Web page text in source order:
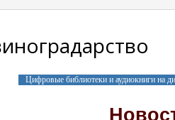
Цифровые библиотеки и аудиокниги на